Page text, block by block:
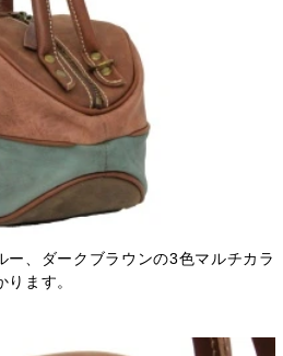
ー、ダークブラウンの3色マルチカラ
ます。